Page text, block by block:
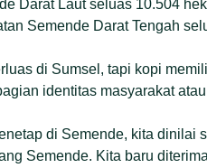
Darat Laut seluas 10.504
Semende Darat Tengah
di Sumsel, tapi kopi
identitas masyarakat
di Semende, kita dinilai
Semende. Kita baru